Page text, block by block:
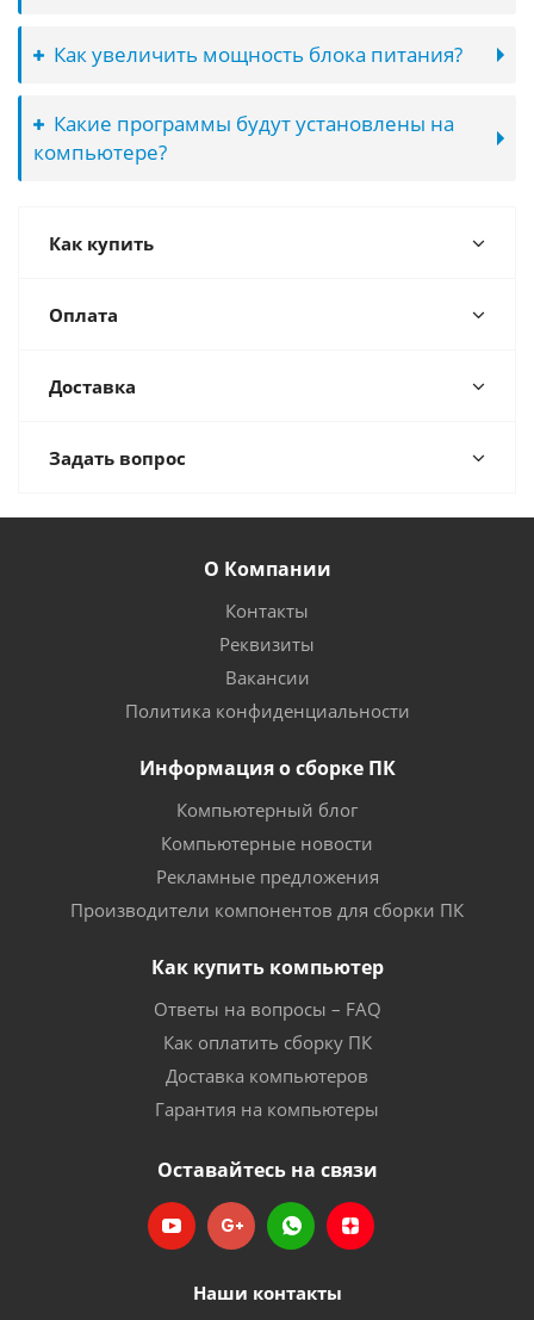
Как увеличить мощность блока питания?
Какие программы будут установлены на
компьютере?
Как купить
Оплата
Доставка
Задать вопрос
О Компании
Контакты
Реквизиты
Вакансии
Политика конфиденциальности
Информация о сборке ПК
Компьютерный блог
Компьютерные новости
Рекламные предложения
Производители компонентов для сборки ПК
Как купить компьютер
Ответы на вопросы – FAQ
Как оплатить сборку ПК
Доставка компьютеров
Гарантия на компьютеры
Оставайтесь на связи
Наши контакты